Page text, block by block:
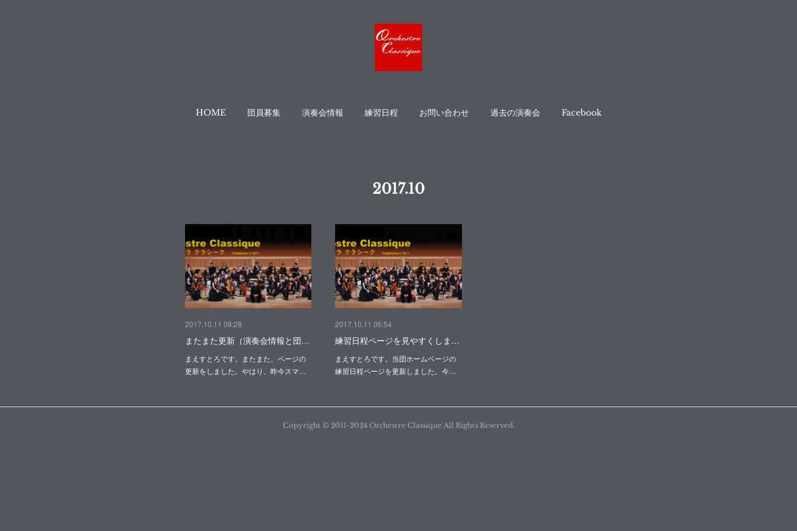
HOME 団員募集 演奏会情報 練習日程 お問い合わせ 過去の演奏会 Facebook
2017.10
2017.10.11 08:28
またまた更新（演奏会情報と団…
まえすとろです。またまた、ページの
更新をしました。やはり、昨今スマ…
2017.10.11 05:54
練習日程ページを見やすくしま…
まえすとろです。当団ホームページの
練習日程ページを更新しました。今…
Copyright ©︎ 2011-2024 Orchestre Classique All Rights Reserved.